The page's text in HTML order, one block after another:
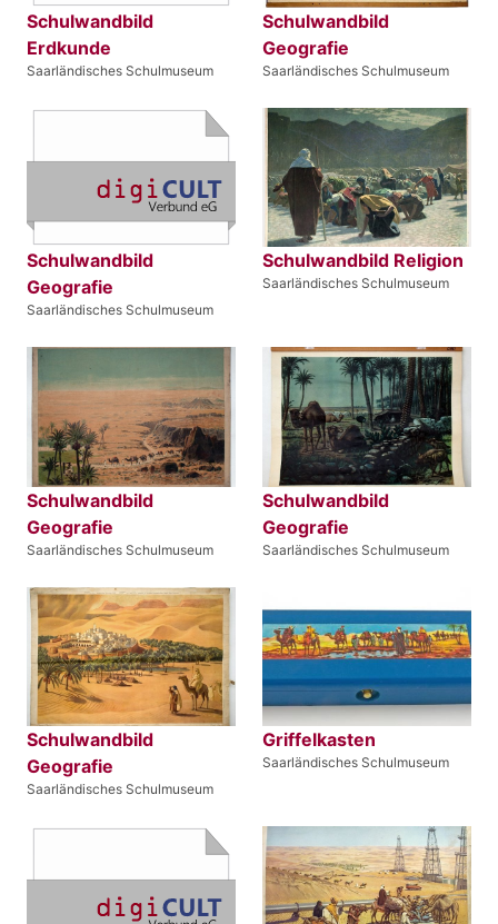
Schulwandbild
Erdkunde
Saarländisches Schulmuseum
Schulwandbild
Geografie
Saarländisches Schulmuseum
Schulwandbild
Geografie
Saarländisches Schulmuseum
Schulwandbild Religion
Saarländisches Schulmuseum
Schulwandbild
Geografie
Saarländisches Schulmuseum
Schulwandbild
Geografie
Saarländisches Schulmuseum
Schulwandbild
Geografie
Saarländisches Schulmuseum
Griffelkasten
Saarländisches Schulmuseum